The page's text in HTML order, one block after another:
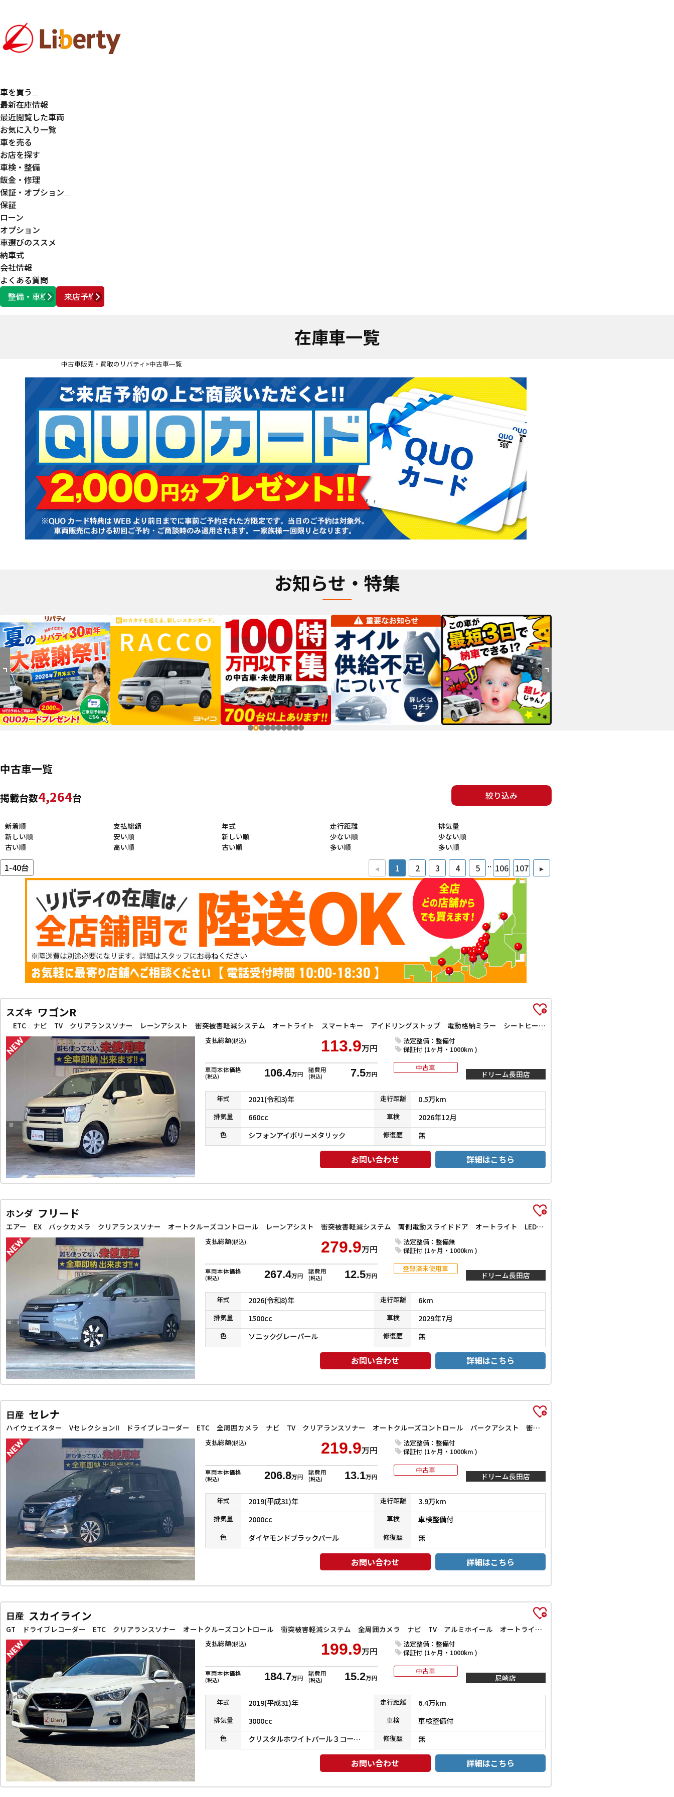
車を買う
最新在庫情報
最近閲覧した車両
お気に入り一覧
車を売る
お店を探す
車検・整備
鈑金・修理
保証・オプション
保証
ローン
オプション
車選びのススメ
納車式
会社情報
よくある質問
整備・車検
来店予約
営業時間 AM10:00 ～ PM6:00
在庫車一覧
中古車販売・買取のリバティ 中古車一覧
お知らせ・特集
中古車一覧
絞り込み
掲載台数4,264台
新着順
新しい順
古い順
支払総額
安い順
高い順
年式
新しい順
古い順
走行距離
少ない順
多い順
排気量
少ない順
多い順
1-40台 ◂ 1 2 3 4 5 .. 106 107 ▸
スズキ ワゴンR
ETC ナビ TV クリアランスソナー レーンアシスト 衝突被害軽減システム オートライト スマートキー アイドリングストップ 電動格納ミラー シートヒーター ベンチシート CVT ESC CD
支払総額(税込) 113.9万円
車両本体価格
(税込) 106.4万円
諸費用
(税込) 7.5万円
法定整備：整備付
保証付 (1ヶ月・1000km )
中古車
ドリーム長田店
年式 2021(令和3)年 走行距離 0.5万km
排気量 660cc 車検 2026年12月
色 シフォンアイボリーメタリック 修復歴 無
お問い合わせ 詳細はこちら
ホンダ フリード
エアー EX バックカメラ クリアランスソナー オートクルーズコントロール レーンアシスト 衝突被害軽減システム 両側電動スライドドア オートライト LEDヘッドランプ スマートキー 電動格納ミラー シートヒーター
支払総額(税込) 279.9万円
車両本体価格
(税込) 267.4万円
諸費用
(税込) 12.5万円
法定整備：整備無
保証付 (1ヶ月・1000km )
登録済未使用車
ドリーム長田店
年式 2026(令和8)年 走行距離 6km
排気量 1500cc 車検 2029年7月
色 ソニックグレーパール 修復歴 無
お問い合わせ 詳細はこちら
日産 セレナ
ハイウェイスター VセレクションII ドライブレコーダー ETC 全周囲カメラ ナビ TV クリアランスソナー オートクルーズコントロール パークアシスト 衝突被害軽減システム 両側電動スライドドア オートライト LEDヘッドランプ
支払総額(税込) 219.9万円
車両本体価格
(税込) 206.8万円
諸費用
(税込) 13.1万円
法定整備：整備付
保証付 (1ヶ月・1000km )
中古車
ドリーム長田店
年式 2019(平成31)年 走行距離 3.9万km
排気量 2000cc 車検 車検整備付
色 ダイヤモンドブラックパール 修復歴 無
お問い合わせ 詳細はこちら
日産 スカイライン
GT ドライブレコーダー ETC クリアランスソナー オートクルーズコントロール 衝突被害軽減システム 全周囲カメラ ナビ TV アルミホイール オートライト LEDヘッドランプ サンルーフ AT
支払総額(税込) 199.9万円
車両本体価格
(税込) 184.7万円
諸費用
(税込) 15.2万円
法定整備：整備付
保証付 (1ヶ月・1000km )
中古車
尼崎店
年式 2019(平成31)年 走行距離 6.4万km
排気量 3000cc 車検 車検整備付
色 クリスタルホワイトパール３コートパール 修復歴 無
お問い合わせ 詳細はこちら